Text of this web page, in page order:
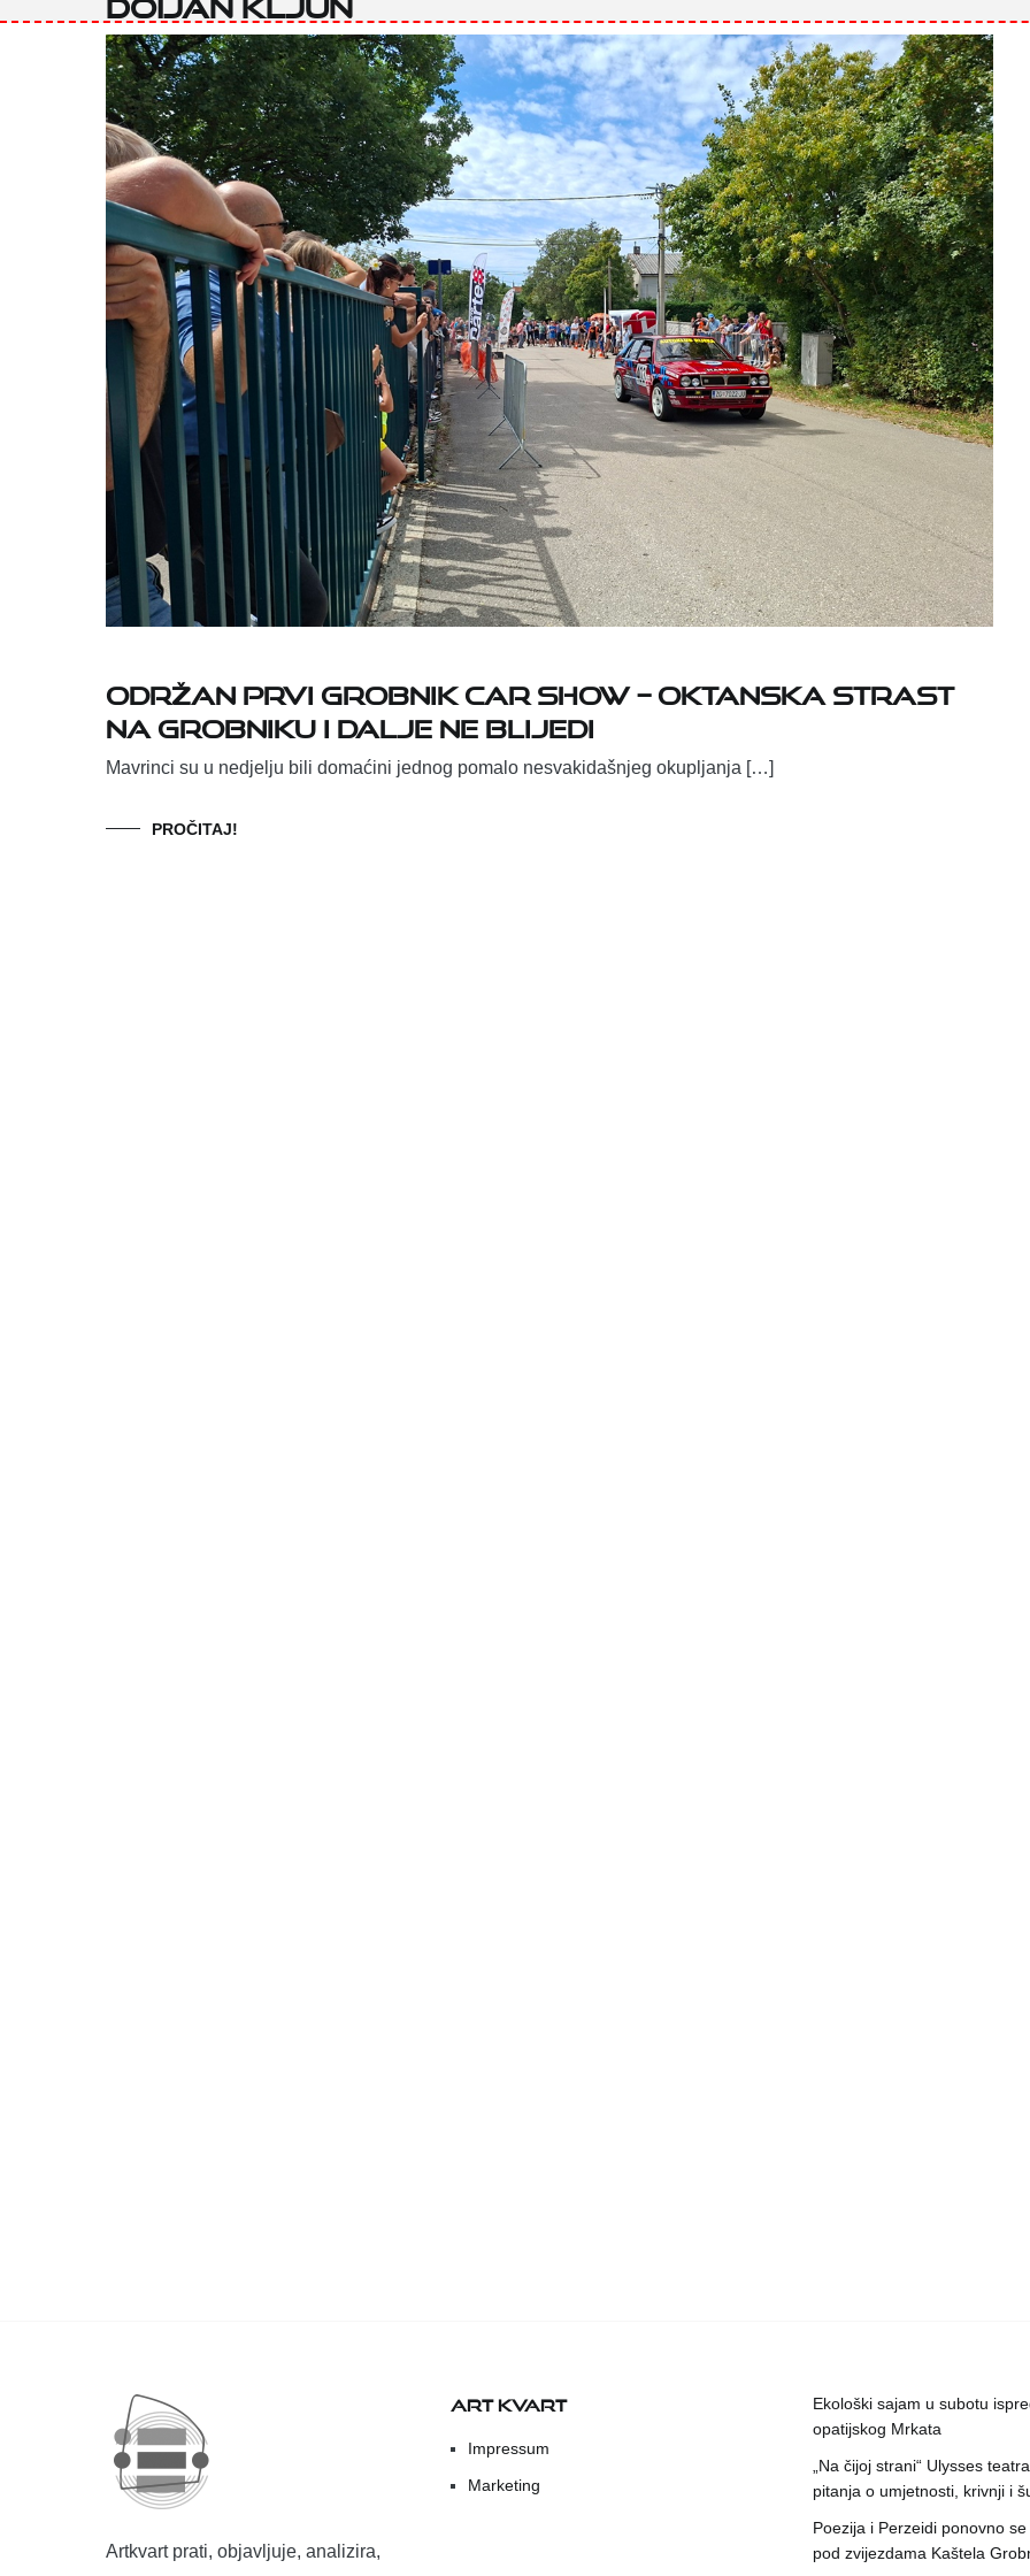
Održan prvi Grobnik Car Show – oktanska strast
na Grobniku i dalje ne blijedi
Mavrinci su u nedjelju bili domaćini jednog pomalo nesvakidašnjeg okupljanja […]
PROČITAJ!
Artkvart prati, objavljuje, analizira,
ART KVART
Impressum
Marketing
Ekološki sajam u subotu
opatijskog Mrkata
„Na čijoj strani“ Ulysses
pitanja o umjetnosti, krivnji i
Poezija i Perzeidi ponovno
pod zvijezdama Kaštela